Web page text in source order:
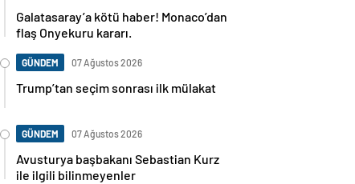
Galatasaray’a kötü haber! Monaco’dan
flaş Onyekuru kararı.
GÜNDEM 07 Ağustos 2026
Trump’tan seçim sonrası ilk mülakat
GÜNDEM 07 Ağustos 2026
Avusturya başbakanı Sebastian Kurz
ile ilgili bilinmeyenler